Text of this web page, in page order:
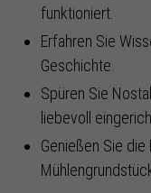
funktioniert.
Erfahren Sie
Geschichte.
Spüren Sie
liebevoll
Genießen Sie